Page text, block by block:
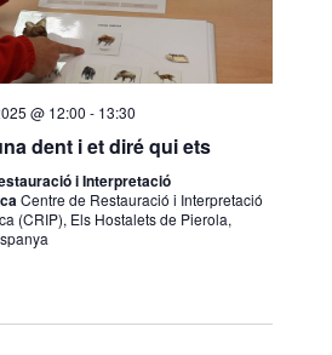
@ 12:00 - 13:30
dent i et diré qui ets
i Interpretació
Centre de Restauració i Interpretació
(CRIP), Els Hostalets de Pierola,